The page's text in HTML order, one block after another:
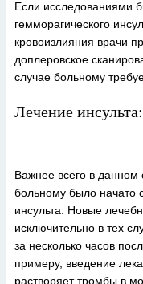
Если исследованиями
гемморагического
кровоизлияния врачи
доплеровское
случае больному
Лечение
Важнее всего в данном
больному было начато
инсульта. Новые
исключительно в тех
за несколько часов
примеру, введение
растворяет тромбы в